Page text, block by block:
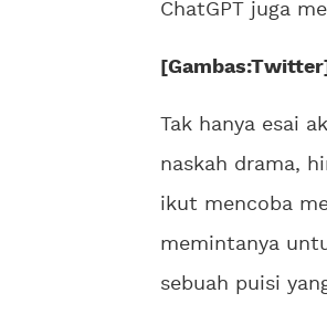
ChatGPT juga
[Gambas:Twitter]
Tak hanya esai
naskah drama,
ikut mencoba
memintanya
sebuah puisi